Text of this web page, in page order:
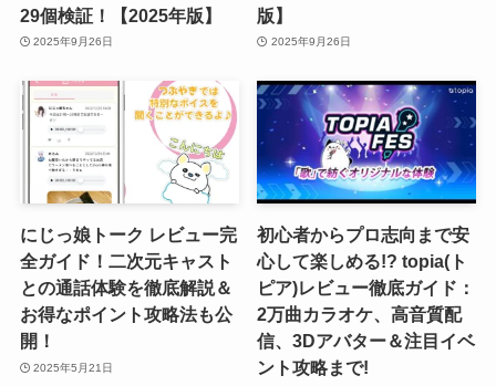
29個検証！【2025年版】
2025年9月26日
版】
2025年9月26日
にじっ娘トーク レビュー完
全ガイド！二次元キャスト
との通話体験を徹底解説＆
お得なポイント攻略法も公
開！
2025年5月21日
初心者からプロ志向まで安
心して楽しめる!? topia(ト
ピア)レビュー徹底ガイド：
2万曲カラオケ、高音質配
信、3Dアバター＆注目イベ
ント攻略まで!